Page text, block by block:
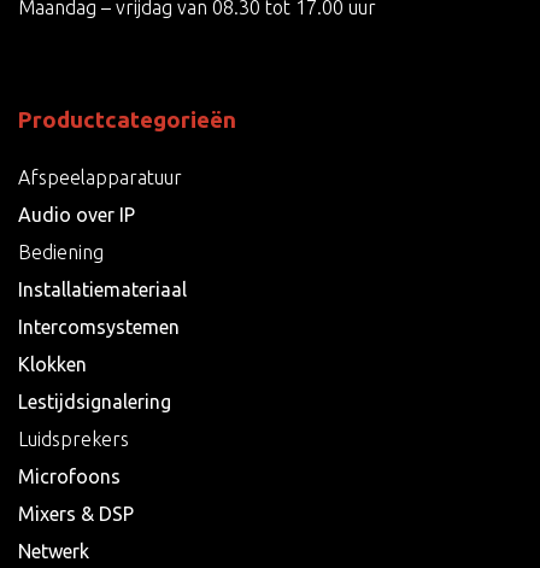
Maandag – vrijdag van 08.30 tot 17.00 uur
Productcategorieën
Afspeelapparatuur
Audio over IP
Bediening
Installatiemateriaal
Intercomsystemen
Klokken
Lestijdsignalering
Luidsprekers
Microfoons
Mixers & DSP
Netwerk